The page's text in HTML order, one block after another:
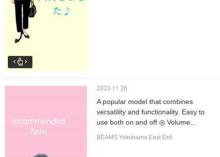
2023.11.26
A popular model that combines
versatility and functionality. Easy to
use both on and off ◎ Volume...
BEAMS Yokohama East Exit